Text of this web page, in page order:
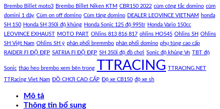
Brembo Billet moto3 Brembo Billet Niken KTM CBR150 2022 cùm công tắc domino cùm
domini 1 dây Cùm on off domino Cùm tăng domino DEALER LEOVINCE VIETNAM honda
SH 150 Honda SH 350i độ khủng Honda Sonic 125 độ 995tr Honda Vario 150cc
LEOVINCE EXHAUST MOTO PART Ohlins 813 816 817 ohlins HO545 Ohlins SH Ohlins
SH Việt Nam Ohlins SH ý phân phối bremmbo phân phối domino phụ tùng cao cấp
RAIDER FI ĐỘ ĐẸP SATRIA FI ĐỘ ĐẸP SH 350i độ đồ chơi Sonic độ khủng Vn TBT độ
Sonic tháo heo brembo xem bên trong TTRACING TTRACING.NET
TTRacing Viet Nam ĐỒ CHƠI CAO CẤP Độ xe CB150 độ xe sh
Mô tả
Thông tin bổ sung